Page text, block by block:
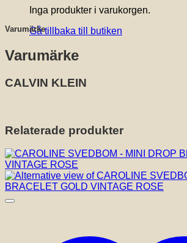
Inga produkter i varukorgen.
Gå tillbaka till butiken
Varumärke
Varumärke
CALVIN KLEIN
Relaterade produkter